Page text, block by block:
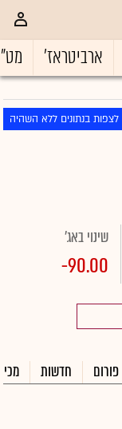
ארביטראז'
לצפות בנתונים ללא השהיה
שינוי באג'
-90.00
פורום חדשות